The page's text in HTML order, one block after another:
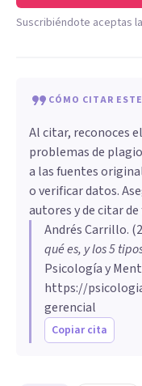
Suscribiéndote aceptas
CÓMO CITAR
Al citar, reconoces
problemas de
a las fuentes
o verificar datos.
autores y de citar
Andrés Carrillo. (
qué es, y los 5
Psicología y
https://
gerencial
Copiar cita